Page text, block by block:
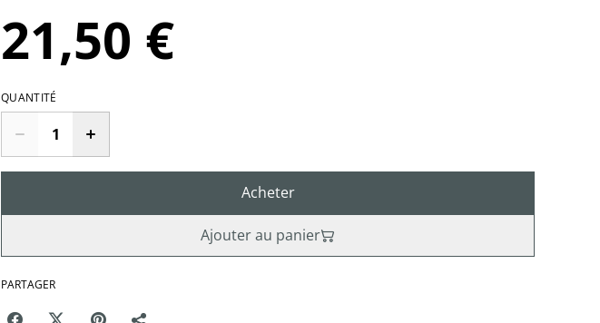
21,50 €
QUANTITÉ
Acheter
Ajouter au panier
PARTAGER